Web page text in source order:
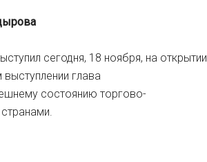
сегодня, 18 ноября, на открытии
глава
состоянию торгово-